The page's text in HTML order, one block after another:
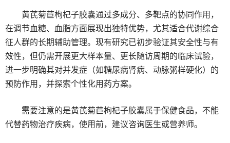
黄芪菊苣枸杞子胶囊通过多成分、多靶点的协同作用，
在调节血糖、血脂方面展现出独特优势，尤其适合代谢综合
征人群的长期辅助管理。现有研究已初步验证其安全性与有
效性，但仍需开展更大样本量、更长随访周期的临床试验，
进一步明确其对并发症（如糖尿病肾病、动脉粥样硬化）的
预防作用，并探索个性化用药方案。
需要注意的是黄芪菊苣枸杞子胶囊属于保健食品，不能
代替药物治疗疾病，使用前，建议咨询医生或营养师。